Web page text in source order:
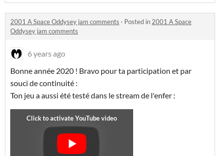
2001 A Space Oddysey jam comments · Posted in2001 A Space
Oddysey jam comments
6 years ago
Bonne année 2020 ! Bravo pour ta participation et par
souci de continuité :
Ton jeu a aussi été testé dans le stream de l'enfer :